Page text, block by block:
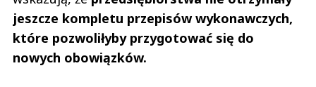
jeszcze kompletu przepisów wykonawczych,
które pozwoliłyby przygotować się do
nowych obowiązków.